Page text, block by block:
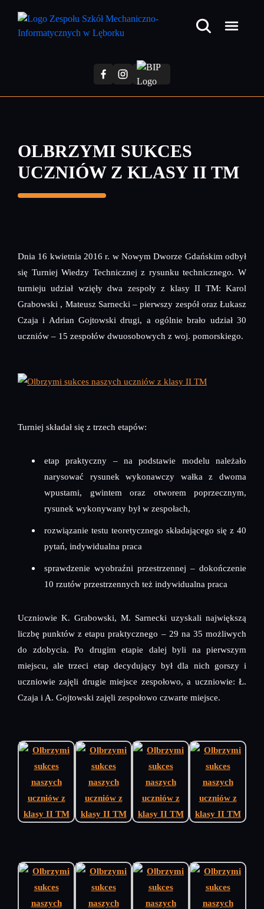
treści
OLBRZYMI SUKCES
UCZNIÓW Z KLASY II TM
Dnia 16 kwietnia 2016 r. w Nowym Dworze Gdańskim odbył
się Turniej Wiedzy Technicznej z rysunku technicznego. W
turnieju udział wzięły dwa zespoły z klasy II TM: Karol
Grabowski , Mateusz Sarnecki – pierwszy zespół oraz Łukasz
Czaja i Adrian Gojtowski drugi, a ogólnie brało udział 30
uczniów – 15 zespołów dwuosobowych z woj. pomorskiego.
Turniej składał się z trzech etapów:
etap praktyczny – na podstawie modelu należało
narysować rysunek wykonawczy wałka z dwoma
wpustami, gwintem oraz otworem poprzecznym,
rysunek wykonywany był w zespołach,
rozwiązanie testu teoretycznego składającego się z 40
pytań, indywidualna praca
sprawdzenie wyobraźni przestrzennej – dokończenie
10 rzutów przestrzennych też indywidualna praca
Uczniowie K. Grabowski, M. Sarnecki uzyskali największą
liczbę punktów z etapu praktycznego – 29 na 35 możliwych
do zdobycia. Po drugim etapie dalej byli na pierwszym
miejscu, ale trzeci etap decydujący był dla nich gorszy i
uczniowie zajęli drugie miejsce zespołowo, a uczniowie: Ł.
Czaja i A. Gojtowski zajęli zespołowo czwarte miejsce.